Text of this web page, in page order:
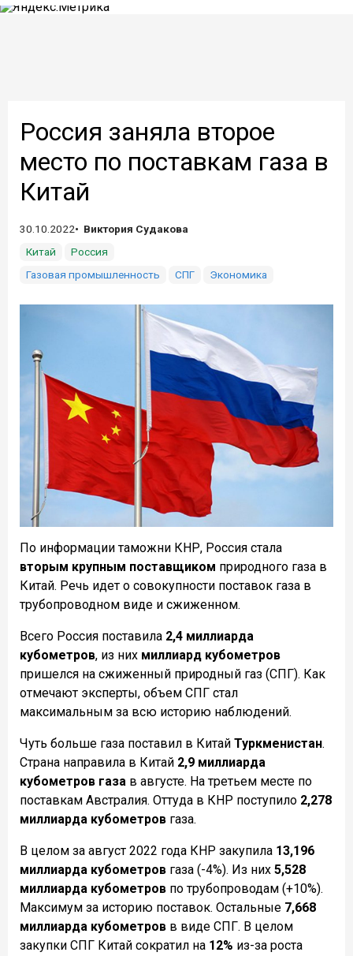
Россия заняла второе
место по поставкам газа в
Китай
30.10.2022
Виктория Судакова
Китай
Россия
Газовая промышленность
СПГ Экономика
По информации таможни КНР, Россия стала
вторым крупным поставщиком природного газа в
Китай. Речь идет о совокупности поставок газа в
трубопроводном виде и сжиженном.
Всего Россия поставила 2,4 миллиарда
кубометров, из них миллиард кубометров
пришелся на сжиженный природный газ (СПГ). Как
отмечают эксперты, объем СПГ стал
максимальным за всю историю наблюдений.
Чуть больше газа поставил в Китай Туркменистан.
Страна направила в Китай 2,9 миллиарда
кубометров газа в августе. На третьем месте по
поставкам Австралия. Оттуда в КНР поступило 2,278
миллиарда кубометров газа.
В целом за август 2022 года КНР закупила 13,196
миллиарда кубометров газа (-4%). Из них 5,528
миллиарда кубометров по трубопроводам (+10%).
Максимум за историю поставок. Остальные 7,668
миллиарда кубометров в виде СПГ. В целом
закупки СПГ Китай сократил на 12% из-за роста